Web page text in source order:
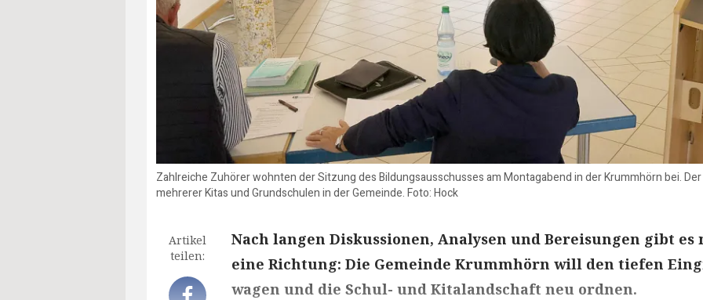
Zahlreiche Zuhörer wohnten der Sitzung des Bildungsausschusses am Montagabend in der Krummhörn bei.
mehrerer Kitas und Grundschulen in der Gemeinde. Foto: Hock
Artikel
teilen:
Nach langen Diskussionen, Analysen und Bereisungen gibt es
eine Richtung: Die Gemeinde Krummhörn will den tiefen
wagen und die Schul- und Kitalandschaft neu ordnen.